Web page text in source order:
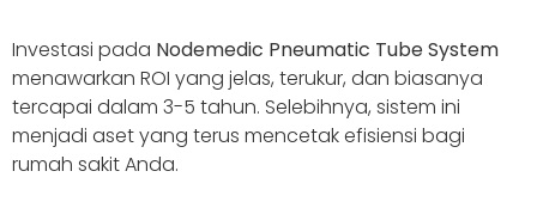
Investasi pada Nodemedic Pneumatic Tube System
menawarkan ROI yang jelas, terukur, dan biasanya
tercapai dalam 3-5 tahun. Selebihnya, sistem ini
menjadi aset yang terus mencetak efisiensi bagi
rumah sakit Anda.